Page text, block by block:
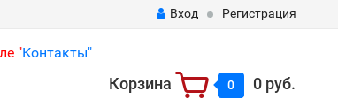
Вход Регистрация
"Контакты"
Корзина 0 0 руб.